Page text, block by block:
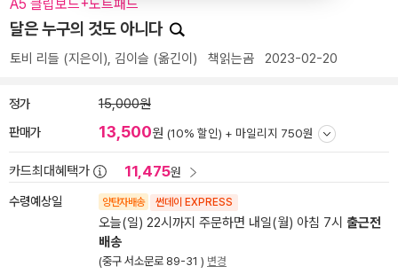
A5 클립보드+노트패드
달은 누구의 것도 아니다
토비 리들 (지은이), 김이슬 (옮긴이) 책읽는곰 2023-02-20
정가 15,000원
판매가 13,500원 (10% 할인) + 마일리지 750원
카드최대혜택가 11,475원
수령예상일 양탄자배송 썬데이 EXPRESS
오늘(일) 22시까지 주문하면 내일(월) 아침 7시 출근전
배송
(중구 서소문로 89-31 ) 변경